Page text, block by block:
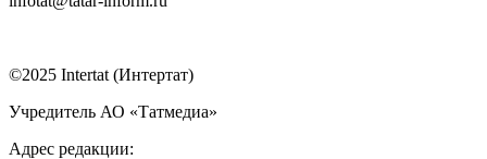
©2025 Intertat (Интертат)
Учредитель АО «Татмедиа»
Адрес редакции: